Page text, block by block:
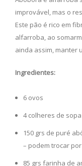
improvável, mas o
Este pão é rico em
alfarroba, ao
ainda assim, manter
Ingredientes:
6 ovos
4 colheres de
150 grs de puré
– podem trocar
85 grs farinha de